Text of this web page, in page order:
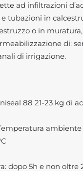
ad infiltrazioni
tubazioni in
o in
di:
di irrigazione.
88 21-23 kg di
ambiente
dopo 5h e non oltre